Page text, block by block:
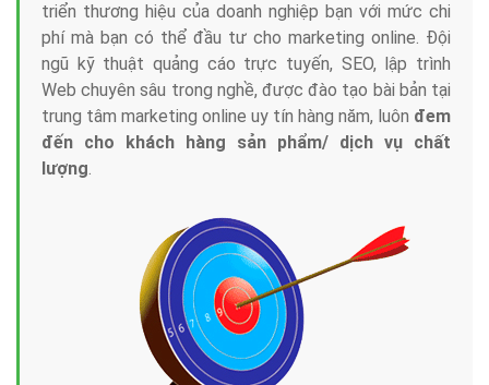
triển thương hiệu của doanh nghiệp bạn với mức chi
phí mà bạn có thể đầu tư cho marketing online. Đội
ngũ kỹ thuật quảng cáo trực tuyến, SEO, lập trình
Web chuyên sâu trong nghề, được đào tạo bài bản tại
trung tâm marketing online uy tín hàng năm, luôn đem
đến cho khách hàng sản phẩm/ dịch vụ chất
lượng.